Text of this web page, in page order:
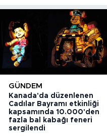
GÜNDEM
Kanada'da düzenlenen
Cadılar Bayramı etkinliği
kapsamında 10.000'den
fazla bal kabağı feneri
sergilendi